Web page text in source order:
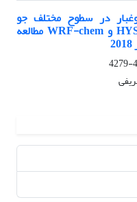
در سطوح مختلف جو
کرمانشاه با استفاده از مدل HYSPLIT و WRF-chem مطالعه